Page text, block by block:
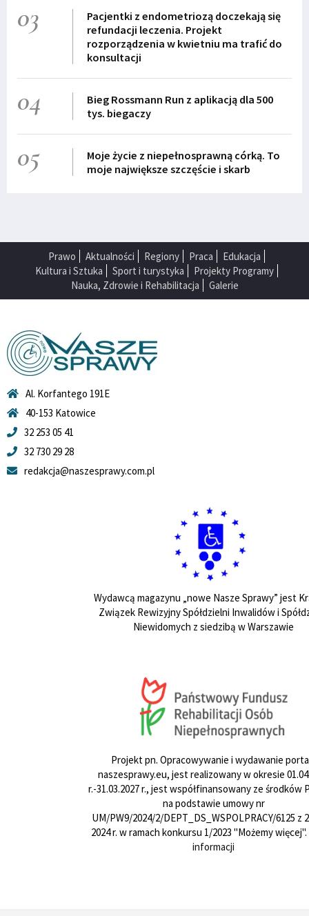
03
Pacjentki z endometriozą doczekają się
refundacji leczenia. Projekt
rozporządzenia w kwietniu ma trafić do
konsultacji
04
Bieg Rossmann Run z aplikacją dla 500
tys. biegaczy
05
Moje życie z niepełnosprawną córką. To
moje największe szczęście i skarb
Prawo Aktualności Regiony Praca
Edukacja
Kultura i Sztuka
Sport i turystyka
Projekty Programy
Nauka, Zdrowie i Rehabilitacja
Galerie
Al. Korfantego 191E
40-153 Katowice
32 253 05 41
32 730 29 28
redakcja@naszesprawy.com.pl
Wydawcą magazynu „nowe Nasze Sprawy” jest
Związek Rewizyjny Spółdzielni Inwalidów i
Niewidomych z siedzibą w Warszawie
Projekt pn. Opracowywanie i wydawanie
naszesprawy.eu, jest realizowany w okresie
r.-31.03.2027 r., jest współfinansowany ze środków
na podstawie umowy nr
UM/PW9/2024/2/DEPT_DS_WSPOLPRACY/6125 z
2024 r. w ramach konkursu 1/2023 "Możemy więcej".
informacji